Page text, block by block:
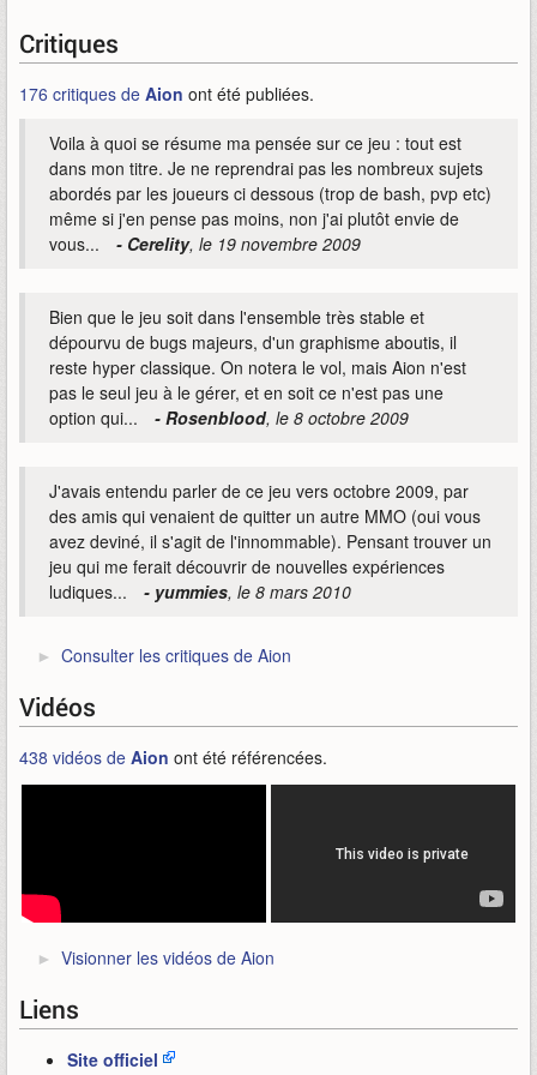
Critiques
176 critiques de Aion ont été publiées.
Voila à quoi se résume ma pensée sur ce jeu : tout est
dans mon titre. Je ne reprendrai pas les nombreux sujets
abordés par les joueurs ci dessous (trop de bash, pvp etc)
même si j'en pense pas moins, non j'ai plutôt envie de
vous...
- Cerelity, le 19 novembre 2009
Bien que le jeu soit dans l'ensemble très stable et
dépourvu de bugs majeurs, d'un graphisme aboutis, il
reste hyper classique. On notera le vol, mais Aion n'est
pas le seul jeu à le gérer, et en soit ce n'est pas une
option qui...
- Rosenblood, le 8 octobre 2009
J'avais entendu parler de ce jeu vers octobre 2009, par
des amis qui venaient de quitter un autre MMO (oui vous
avez deviné, il s'agit de l'innommable). Pensant trouver un
jeu qui me ferait découvrir de nouvelles expériences
ludiques...
- yummies, le 8 mars 2010
Consulter les critiques de Aion
Vidéos
438 vidéos de Aion ont été référencées.
Visionner les vidéos de Aion
Liens
Site officiel